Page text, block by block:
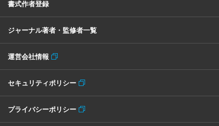
書式作者登録
ジャーナル著者・監修者一覧
運営会社情報
セキュリティポリシー
プライバシーポリシー